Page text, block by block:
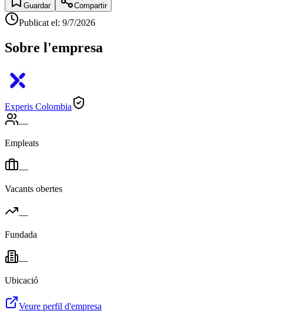
Guardar Compartir
Publicat el: 9/7/2026
Sobre l'empresa
Experis Colombia
—
Empleats
—
Vacants obertes
—
Fundada
—
Ubicació
Veure perfil d'empresa